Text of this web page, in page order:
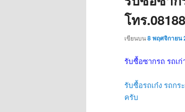
โทร
เขียนบน8 พฤศจิกายน
รับซื้อซากรถ รถเ
รับซื้อรถเก๋ง รถก
ครับ